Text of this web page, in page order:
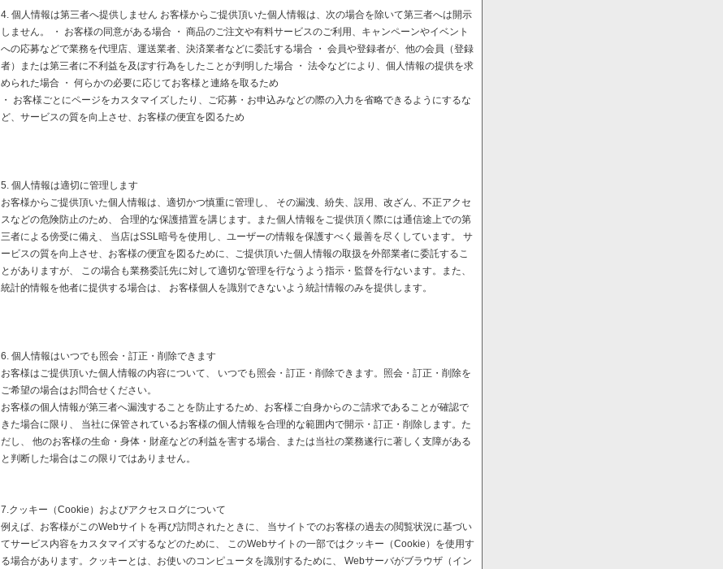
4. 個人情報は第三者へ提供しません お客様からご提供頂いた個人情報は、次の場合を除いて第三者へは開示
しません。 ・ お客様の同意がある場合 ・ 商品のご注文や有料サービスのご利用、キャンペーンやイベント
への応募などで業務を代理店、運送業者、決済業者などに委託する場合 ・ 会員や登録者が、他の会員（登録
者）または第三者に不利益を及ぼす行為をしたことが判明した場合 ・ 法令などにより、個人情報の提供を求
められた場合 ・ 何らかの必要に応じてお客様と連絡を取るため
・ お客様ごとにページをカスタマイズしたり、ご応募・お申込みなどの際の入力を省略できるようにするな
ど、サービスの質を向上させ、お客様の便宜を図るため
5. 個人情報は適切に管理します
お客様からご提供頂いた個人情報は、適切かつ慎重に管理し、 その漏洩、紛失、誤用、改ざん、不正アクセ
スなどの危険防止のため、 合理的な保護措置を講じます。また個人情報をご提供頂く際には通信途上での第
三者による傍受に備え、 当店はSSL暗号を使用し、ユーザーの情報を保護すべく最善を尽くしています。 サ
ービスの質を向上させ、お客様の便宜を図るために、ご提供頂いた個人情報の取扱を外部業者に委託するこ
とがありますが、 この場合も業務委託先に対して適切な管理を行なうよう指示・監督を行ないます。また、
統計的情報を他者に提供する場合は、 お客様個人を識別できないよう統計情報のみを提供します。
6. 個人情報はいつでも照会・訂正・削除できます
お客様はご提供頂いた個人情報の内容について、 いつでも照会・訂正・削除できます。照会・訂正・削除を
ご希望の場合はお問合せください。
お客様の個人情報が第三者へ漏洩することを防止するため、お客様ご自身からのご請求であることが確認で
きた場合に限り、 当社に保管されているお客様の個人情報を合理的な範囲内で開示・訂正・削除します。た
だし、 他のお客様の生命・身体・財産などの利益を害する場合、または当社の業務遂行に著しく支障がある
と判断した場合はこの限りではありません。
7.クッキー（Cookie）およびアクセスログについて
例えば、お客様がこのWebサイトを再び訪問されたときに、 当サイトでのお客様の過去の閲覧状況に基づい
てサービス内容をカスタマイズするなどのために、 このWebサイトの一部ではクッキー（Cookie）を使用す
る場合があります。クッキーとは、お使いのコンピュータを識別するために、 Webサーバがブラウザ（イン